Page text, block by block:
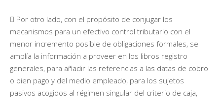
 Por otro lado, con el propósito de conjugar los
mecanismos para un efectivo control tributario con el
menor incremento posible de obligaciones formales, se
amplía la información a proveer en los libros registro
generales, para añadir las referencias a las datas de cobro
o bien pago y del medio empleado, para los sujetos
pasivos acogidos al régimen singular del criterio de caja,